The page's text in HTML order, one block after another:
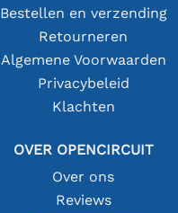
Bestellen en verzending
Retourneren
Algemene Voorwaarden
Privacybeleid
Klachten
OVER OPENCIRCUIT
Over ons
Reviews